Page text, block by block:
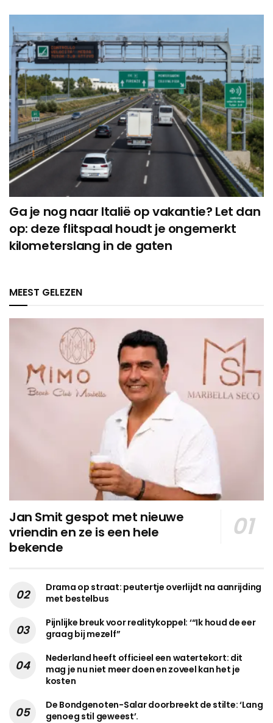
Ga je nog naar Italië op vakantie? Let dan
op: deze flitspaal houdt je ongemerkt
kilometerslang in de gaten
MEEST GELEZEN
Jan Smit gespot met nieuwe
vriendin en ze is een hele
bekende
Drama op straat: peutertje overlijdt na aanrijding
met bestelbus
Pijnlijke breuk voor realitykoppel: ‘“Ik houd de eer
graag bij mezelf”
Nederland heeft officieel een watertekort: dit
mag je nu niet meer doen en zoveel kan het je
kosten
De Bondgenoten-Salar doorbreekt de stilte: ‘Lang
genoeg stil geweest’.